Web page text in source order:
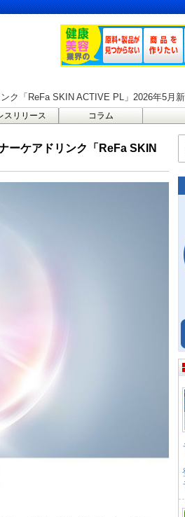
ク「ReFa SKIN ACTIVE PL」​2026年5月
スリリース コラム
ーケアドリンク「ReFa SKIN